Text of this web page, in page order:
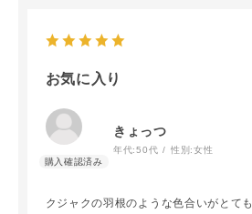
お気に入り
きょっつ
年代:50代 性別:女性
クジャクの羽根のような色合いがとても